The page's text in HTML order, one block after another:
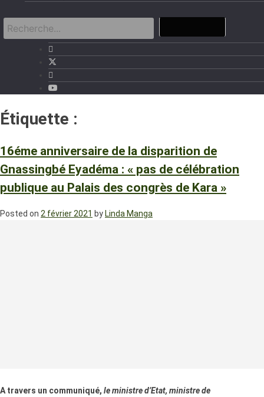
Étiquette :
16éme anniversaire de la disparition de
Gnassingbé Eyadéma : « pas de célébration
publique au Palais des congrès de Kara »
Posted on 2 février 2021 by Linda Manga
A travers un communiqué, le ministre d’Etat, ministre de